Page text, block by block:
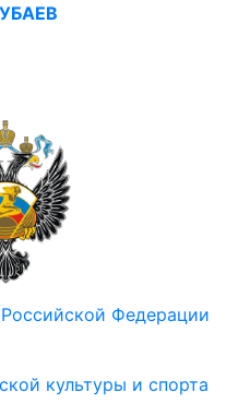
Федерации
культуры и спорта